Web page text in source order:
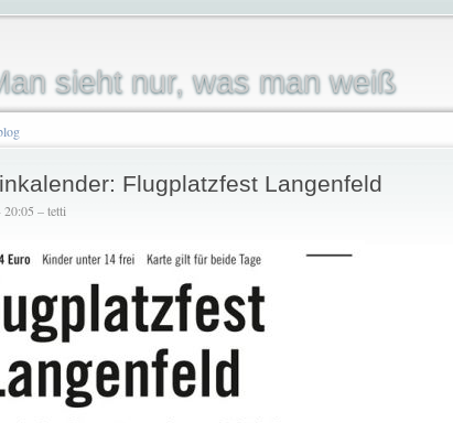
sieht nur, was man weiß
Flugplatzfest Langenfeld
– tetti